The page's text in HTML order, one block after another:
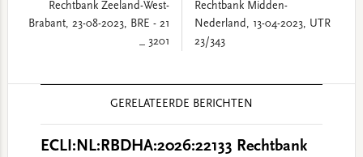
Rechtbank Zeeland-West-
Brabant, 23-08-2023, BRE - 21
_ 3201
Rechtbank Midden-
Nederland, 13-04-2023, UTR
23/343
GERELATEERDE BERICHTEN
ECLI:NL:RBDHA:2026:22133 Rechtbank